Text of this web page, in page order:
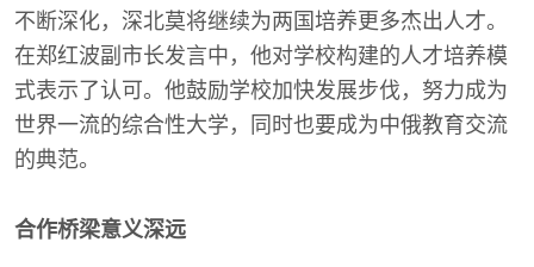
不断深化，深北莫将继续为两国培养更多杰出人才。
在郑红波副市长发言中，他对学校构建的人才培养模
式表示了认可。他鼓励学校加快发展步伐，努力成为
世界一流的综合性大学，同时也要成为中俄教育交流
的典范。
合作桥梁意义深远